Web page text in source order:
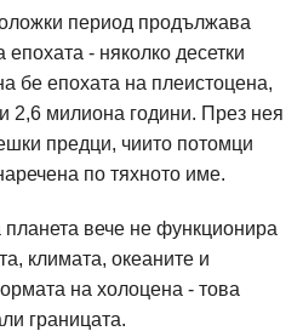
период продължава
- няколко десетки
бе епохата на плеистоцена,
2,6 милиона години. През нея
предци, чиито потомци
по тяхното име.
вече не функционира
климата, океаните и
на холоцена - това
границата.